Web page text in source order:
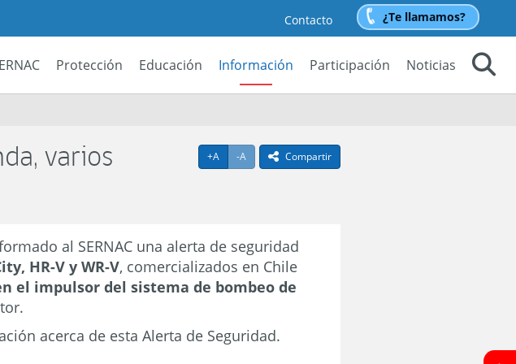
Contacto ¿Te llamamos?
Protección Educación Información Participación
Noticias
+A Agrandar texto
-A Achicar textoicono compartir
Compartir
varios
al SERNAC una alerta de seguridad
HR-V y WR-V, comercializados en Chile
el impulsor del sistema de bombeo de
acerca de esta Alerta de Seguridad.